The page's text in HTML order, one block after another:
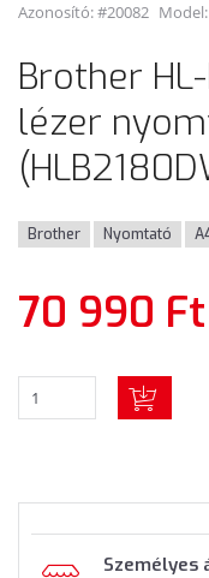
Azonosító: #20082 Model:
Brother
lézer
Brother Nyomtató
70 990 Ft
Személyes